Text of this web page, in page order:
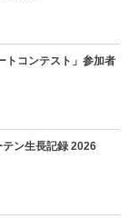
トコンテスト」参加者
テン生長記録 2026